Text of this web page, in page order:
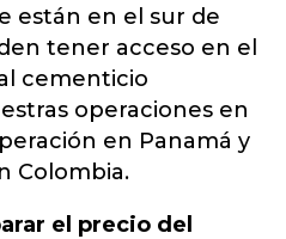
están en el sur de
tener acceso en el
cementicio
operaciones en
en Panamá y
Colombia.
el precio del